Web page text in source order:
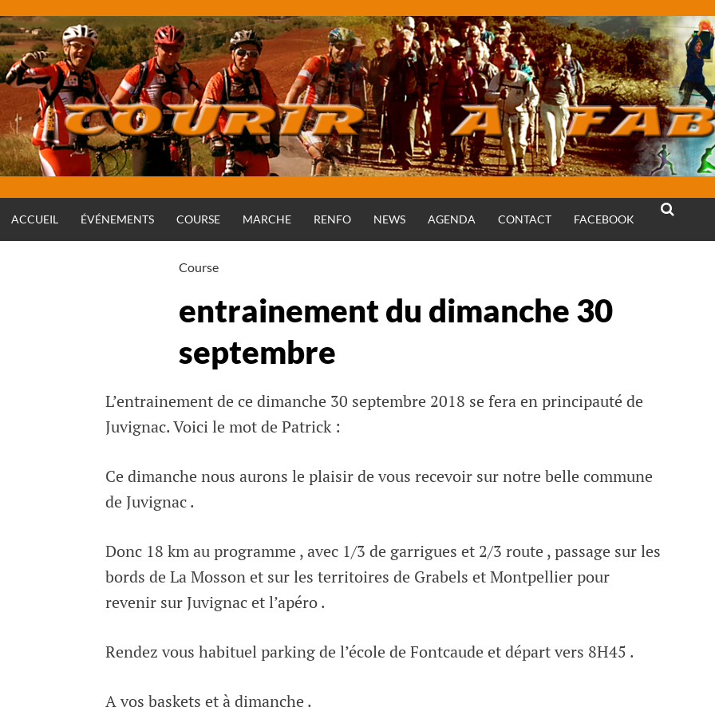
au
contenu
ACCUEIL ÉVÉNEMENTS COURSE MARCHE RENFO NEWS AGENDA CONTACT FACEBOOK
Course
entrainement du dimanche 30
septembre
Rédigé par
L’entrainement de ce dimanche 30 septembre 2018 se fera en principauté de
Juvignac. Voici le mot de Patrick :
Ce dimanche nous aurons le plaisir de vous recevoir sur notre belle commune
de Juvignac .
Donc 18 km au programme , avec 1/3 de garrigues et 2/3 route , passage sur les
bords de La Mosson et sur les territoires de Grabels et Montpellier pour
revenir sur Juvignac et l’apéro .
Rendez vous habituel parking de l’école de Fontcaude et départ vers 8H45 .
A vos baskets et à dimanche .